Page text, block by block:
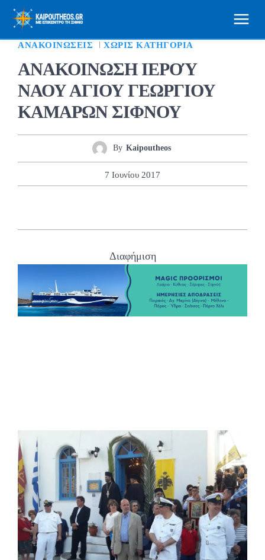
ΑΝΑΚΟΙΝΏΣΕΙΣ ΧΩΡΊΣ ΚΑΤΗΓΟΡΊΑ
ΑΝΑΚΟΙΝΩΣΗ ΙΕΡΟΎ
ΝΑΟΥ ΑΓΙΟΥ ΓΕΩΡΓΙΟΥ
ΚΑΜΑΡΩΝ ΣΙΦΝΟΥ
By Kaipoutheos
7 Ιουνίου 2017
Διαφήμιση